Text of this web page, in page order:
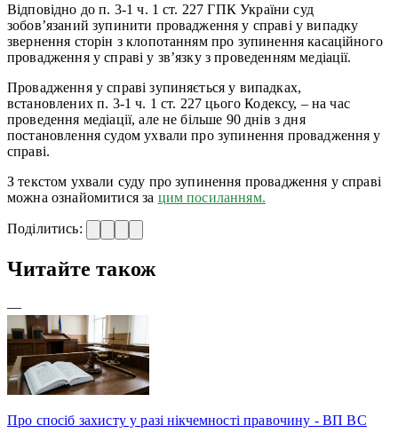
Відповідно до п. 3-1 ч. 1 ст. 227 ГПК України суд
зобов’язаний зупинити провадження у справі у випадку
звернення сторін з клопотанням про зупинення касаційного
провадження у справі у зв’язку з проведенням медіації.
Провадження у справі зупиняється у випадках,
встановлених п. 3-1 ч. 1 ст. 227 цього Кодексу, – на час
проведення медіації, але не більше 90 днів з дня
постановлення судом ухвали про зупинення провадження у
справі.
З текстом ухвали суду про зупинення провадження у справі
можна ознайомитися за цим посиланням.
Поділитись:
Читайте також
—
Про спосіб захисту у разі нікчемності правочину - ВП ВС